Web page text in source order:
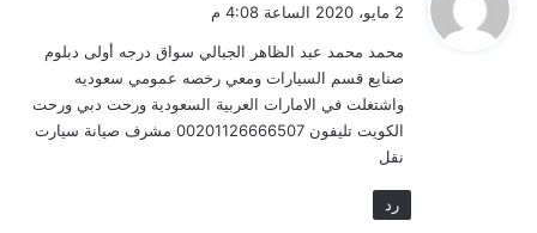
ل
2 مايو، 2020 الساعة 4:08 م
محمد محمد عبد الظاهر الجبالي سواق درجه أولى دبلوم
صنايع قسم السيارات ومعي رخصه عمومي سعوديه
واشتغلت في الامارات العربية السعودية ورحت دبي ورحت
الكويت تليفون 00201126666507 مشرف صيانة سيارت
نقل
رد